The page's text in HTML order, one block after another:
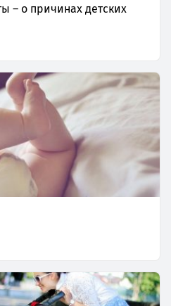
– о причинах детских